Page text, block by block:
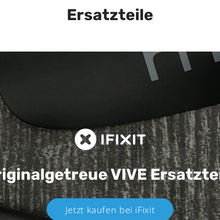
Ersatzteile
VIVE
Jetzt kaufen bei iFixit​